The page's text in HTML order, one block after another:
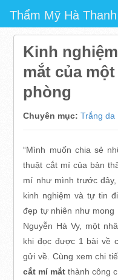
Kinh
mắt của
phòng
Chuyên mục: Trắng da
“Mình muốn chia sẻ
thuật cắt mí của bản
mí như mình trước
kinh nghiệm và tự tin
đẹp tự nhiên như mong
Nguyễn Hà Vy, một
khi đọc được 1 bài về
gửi về. Cùng xem chi
cắt mí mắt thành công
Thẩm Mỹ Hà Thanh